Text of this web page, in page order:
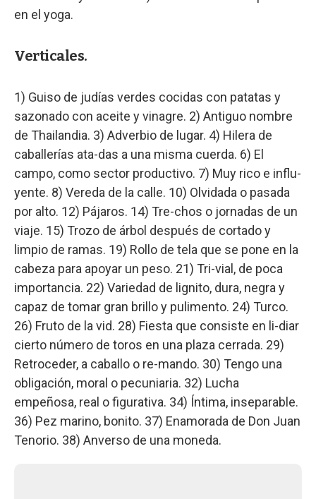
en el yoga.
Verticales.
1) Guiso de judías verdes cocidas con patatas y
sazonado con aceite y vinagre. 2) Antiguo nombre
de Thailandia. 3) Adverbio de lugar. 4) Hilera de
caballerías ata-das a una misma cuerda. 6) El
campo, como sector productivo. 7) Muy rico e influ-
yente. 8) Vereda de la calle. 10) Olvidada o pasada
por alto. 12) Pájaros. 14) Tre-chos o jornadas de un
viaje. 15) Trozo de árbol después de cortado y
limpio de ramas. 19) Rollo de tela que se pone en la
cabeza para apoyar un peso. 21) Tri-vial, de poca
importancia. 22) Variedad de lignito, dura, negra y
capaz de tomar gran brillo y pulimento. 24) Turco.
26) Fruto de la vid. 28) Fiesta que consiste en li-diar
cierto número de toros en una plaza cerrada. 29)
Retroceder, a caballo o re-mando. 30) Tengo una
obligación, moral o pecuniaria. 32) Lucha
empeñosa, real o figurativa. 34) Íntima, inseparable.
36) Pez marino, bonito. 37) Enamorada de Don Juan
Tenorio. 38) Anverso de una moneda.